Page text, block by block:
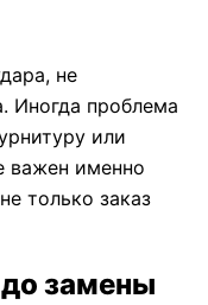
не
Иногда проблема
или
важен именно
только заказ
до замены